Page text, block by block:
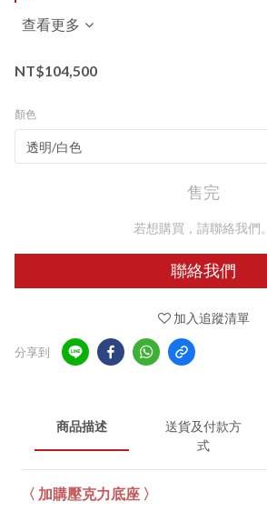
查看更多
NT$104,500
顏色
售完
若想購買，請聯絡我們。
聯絡我們
加入追蹤清單
分享到
商品描述
送貨及付款方
式
〈 加購壓克力底座 〉